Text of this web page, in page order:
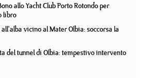
allo Yacht Club Porto Rotondo per
libro
vicino al Mater Olbia: soccorsa la
del tunnel di Olbia: tempestivo intervento